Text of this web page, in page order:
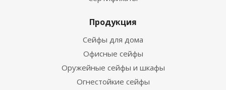
Продукция
Сейфы для дома
Офисные сейфы
Оружейные сейфы и шкафы
Огнестойкие сейфы